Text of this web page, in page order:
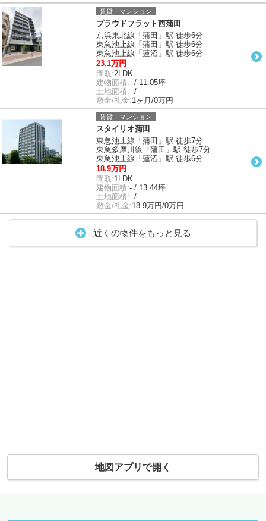
賃貸｜マンション
プラウドフラット西蒲田
京浜東北線「蒲田」駅 徒歩6分
東急池上線「蒲田」駅 徒歩6分
東急池上線「蓮沼」駅 徒歩6分
23.1万円
間取:2LDK
建物面積:- / 11.05坪
土地面積:- / -
敷金/礼金:1ヶ月/0万円
賃貸｜マンション
スタイリオ蒲田
東急池上線「蒲田」駅 徒歩7分
東急多摩川線「蒲田」駅 徒歩7分
東急池上線「蓮沼」駅 徒歩6分
18.9万円
間取:1LDK
建物面積:- / 13.44坪
土地面積:- / -
敷金/礼金:18.9万円/0万円
近くの物件をもっと見る
地図アプリで開く